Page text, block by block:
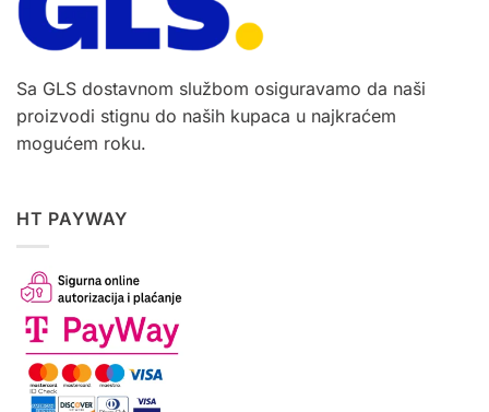
Sa GLS dostavnom službom osiguravamo da naši
proizvodi stignu do naših kupaca u najkraćem
mogućem roku.
HT PAYWAY